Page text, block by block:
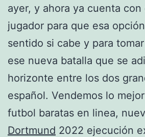
ayer, y ahora ya cuenta con
jugador para que esa
sentido si cabe y para
ese nueva batalla que se
horizonte entre los dos
español. Vendemos lo
futbol baratas en linea,
Dortmund 2022 ejecución